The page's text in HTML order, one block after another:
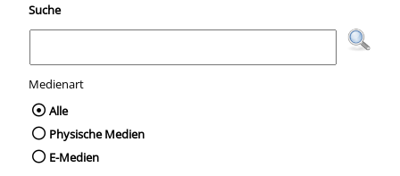
Suche
Medienart
Wählen Sie die Medienart nach der Sie
Alle
Physische Medien
E-Medien